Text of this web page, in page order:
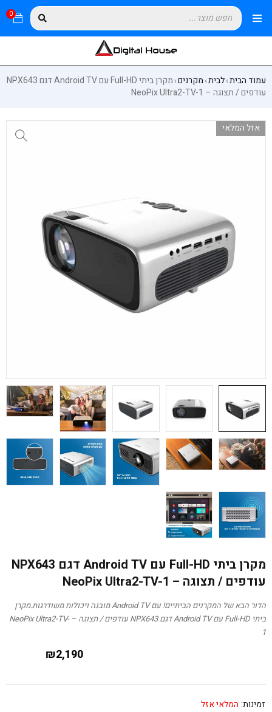
0
עמוד הבית›לבית›מקרנים›
מקרן ביתי Full-HD עם Android TV דגם NPX643
עודפים / תצוגה – NeoPix Ultra2-TV-1
אזל המלאי
מקרן ביתי Full-HD עם Android TV דגם NPX643
עודפים / תצוגה – NeoPix Ultra2-TV-1
הדור הבא של המקרנים הביתיים! עם Android TV מובנה ויכולות משודרגות.מקרן
ביתי Full-HD עם Android TV דגם NPX643 עודפים / תצוגה – NeoPix Ultra2-TV-
1
₪2,190
זמינות: המלאי אזל